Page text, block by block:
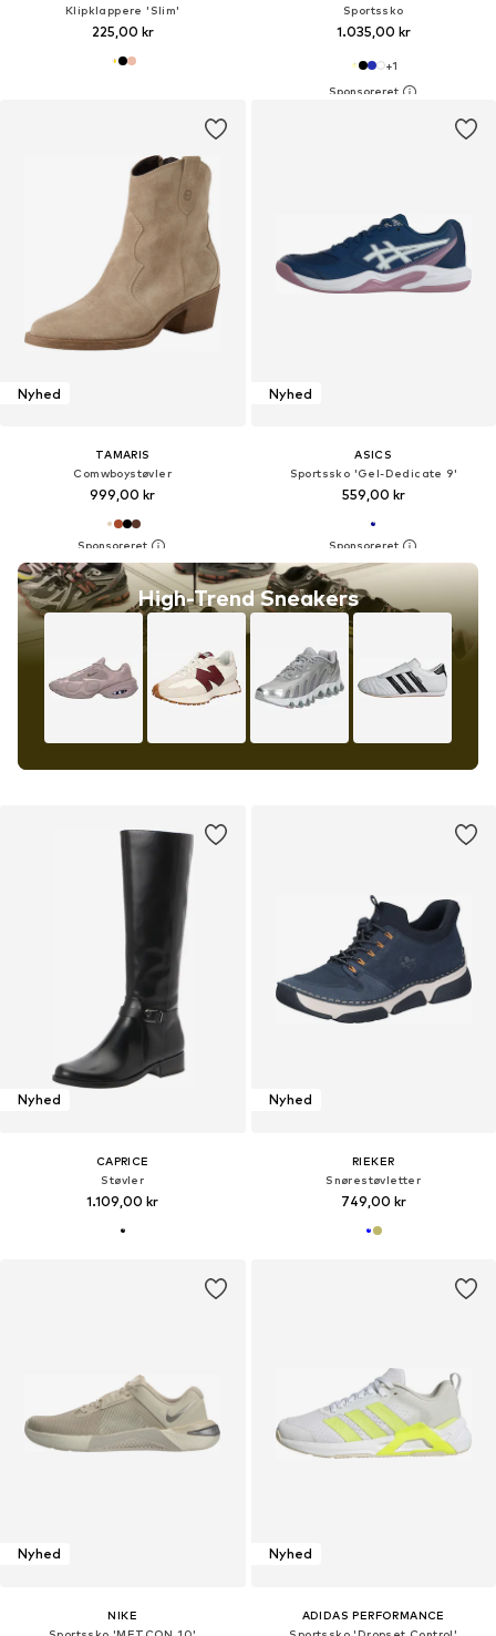
Klipklappere 'Slim'
225,00 kr
Sportssko
1.035,00 kr
+1
Nyhed
TAMARIS
Comwboystøvler
999,00 kr
High-Trend Sneakers
Nyhed
ASICS
Sportssko 'Gel-Dedicate 9'
559,00 kr
Nyhed
CAPRICE
Støvler
1.109,00 kr
Nyhed
RIEKER
Snørestøvletter
749,00 kr
Nyhed
NIKE
Sportssko 'METCON 10'
Nyhed
ADIDAS PERFORMANCE
Sportssko 'Dropset Control'